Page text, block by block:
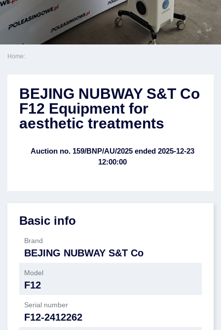
Home:
Basic info
Brand
BEJING NUBWAY S&T Co
Model
F12
Serial number
F12-2412262
BEJING NUBWAY S&T Co
F12 Equipment for
aesthetic treatments
Auction no. 159/BNP/AU/2025 ended 2025-12-23
12:00:00